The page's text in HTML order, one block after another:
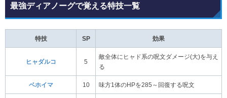
最強ディアノーグで覚える特技一覧
特技 SP 効果
ヒャダルコ 5
敵全体にヒャド系の呪文ダメージ(大)を与え
る
ベホイマ 10 味方1体のHPを285～回復する呪文